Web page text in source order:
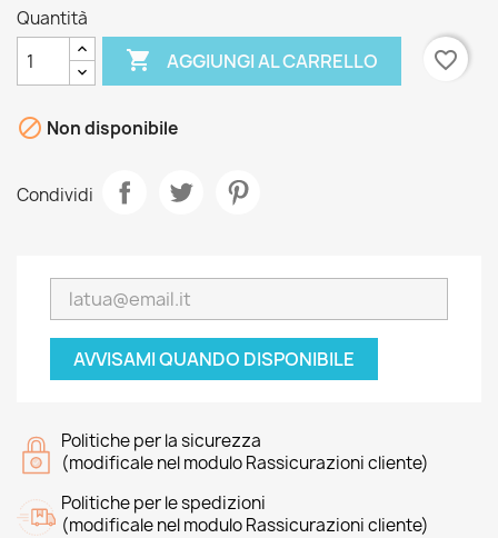
Quantità
 AGGIUNGI AL CARRELLO favorite_border
 Non disponibile
Condividi
AVVISAMI QUANDO DISPONIBILE
Politiche per la sicurezza
(modificale nel modulo Rassicurazioni cliente)
Politiche per le spedizioni
(modificale nel modulo Rassicurazioni cliente)